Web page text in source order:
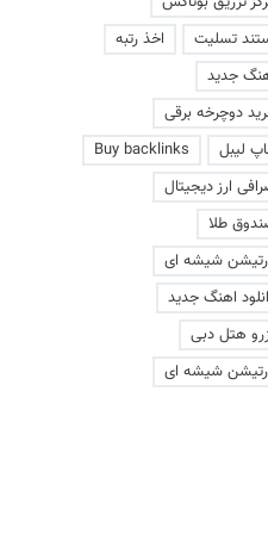
تسلیت
اخذ رتبه
جدید
دوچرخه برقی
لیبل
Buy backlinks
ارز دیجیتال
طلا
شیشه ای
اهنگ جدید
هتل دبی
شیشه ای